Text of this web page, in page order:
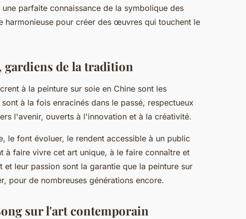
parfaite connaissance de la symbolique des
harmonieuse pour créer des œuvres qui touchent le
gardiens de la tradition
à la peinture sur soie en Chine sont les
à la fois enracinés dans le passé, respectueux
l'avenir, ouverts à l'innovation et à la créativité.
le font évoluer, le rendent accessible à un public
à faire vivre cet art unique, à le faire connaître et
leur passion sont la garantie que la peinture sur
pour de nombreuses générations encore.
sur l'art contemporain